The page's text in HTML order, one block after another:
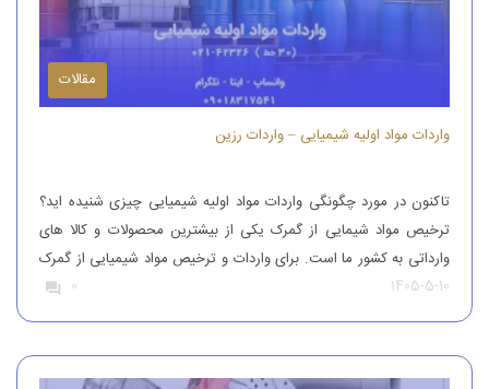
مقالات
واردات مواد اولیه شیمیایی – واردات رزین
تاکنون در مورد چگونگی واردات مواد اولیه شیمیایی چیزی شنیده اید؟
ترخیص مواد شیمایی از گمرک یکی از بیشترین محصولات و کالا های
وارداتی به کشور ما است. برای واردات و ترخیص مواد شیمیایی از گمرک
باید به افراد با تجربه رجوع کرد. افرادی که بتوانند مواد شیمیایی درجه
یک را وارد کنند. واردات و […]
1405-5-10
0